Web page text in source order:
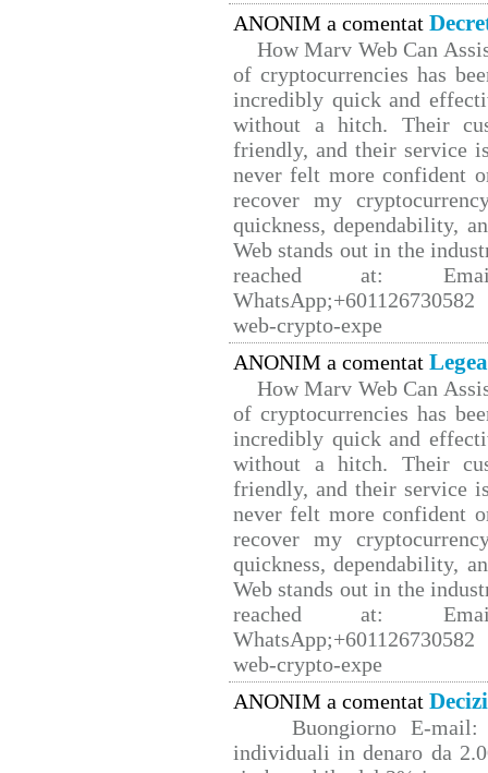
ANONIM a comentat
How Marv Web Can
of cryptocurrencies has
incredibly quick and
without a hitch. Their
friendly, and their service
never felt more confident
recover my
quickness, dependability,
Web stands out in the
reached at: Email
web-crypto-expe
ANONIM a comentat
How Marv Web Can
of cryptocurrencies has
incredibly quick and
without a hitch. Their
friendly, and their service
never felt more confident
recover my
quickness, dependability,
Web stands out in the
reached at: Email
web-crypto-expe
ANONIM a comentat
Buongiorno E-mail:
individuali in denaro da